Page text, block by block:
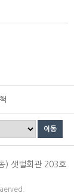
) 샛벌회관 203호